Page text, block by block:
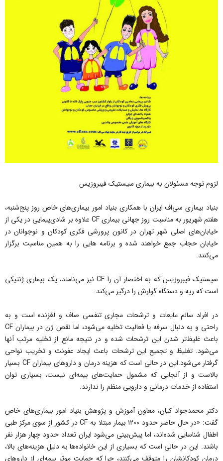
لزوم توجه مسئولان به بیماری سیستیک فیبروزیس
بنیاد بیماری سی‌اف ایران با همکاری بنیاد امور بیماری‌های خاص روز پنج‌شنبه،
هفتم شهریور به مناسبت روز جهانی بیماری CF علاوه بر شادی‌پیمایی در یکی از
خیابان‌های اصلی شهر تهران در کانون پرورشی فکری کودکان و نوجوانان در
خیابان حجاب جمع خواهند شده و برنامه هایی را به همین مناسبت برگزار
می‌کنند.
سیستیک فیبروزیس که به اختصار آن را CF نیز می‌نامند، یک بیماری ژنتیکی
است که ریه و دستگاه گوارش را درگیر می‌کند.
در افراد سالم مایعات و ترشحات مجاری تنفسی صاف و لغزنده است و به
راحتی و به دنبال سرفه یا فعالیت تخلیه می‌شود، اما نقص ژن در بیماران CF
باعث غلیظ‌تر شدن این ترشحات شده و در نتیجه مانع از تخلیه مرتب آنها
می‌شود. تغلیظ و تجمیع این ترشحات باعث ایجاد عفونت و تخریب نواحی
گرفتار می‌شود.این در حالی است که هزینه درمان و داروهای بیماران CF بسیار
بالاست و از آنجایی که مشمول حمایت‌های بیمه‌ای نیست، بسیاری توان
استفاده از خدمات درمانی و دارویی منظم را ندارند.
دکتر محمد‌جواد کیان، معاون آموزش و پژوهش بنیاد امور بیماری‌های خاص
گفت: «در حال حاضر حدود ۱۲۰۰ بیمار مبتلا به CF در کشور از سوی مرکز طبی
اطفال شناسایی شده‌اند، اما پیش‌بینی می‌شود ایران تعداد حدود چهار هزار نفر
باشند. این در حالی است که بسیاری از این خانواده‌ها به دلیل هزینه‌های بالا،
درمان کودکانشان را متوقف می‌کنند، چرا که حمایت موثر بیمه‌ای از داروهای